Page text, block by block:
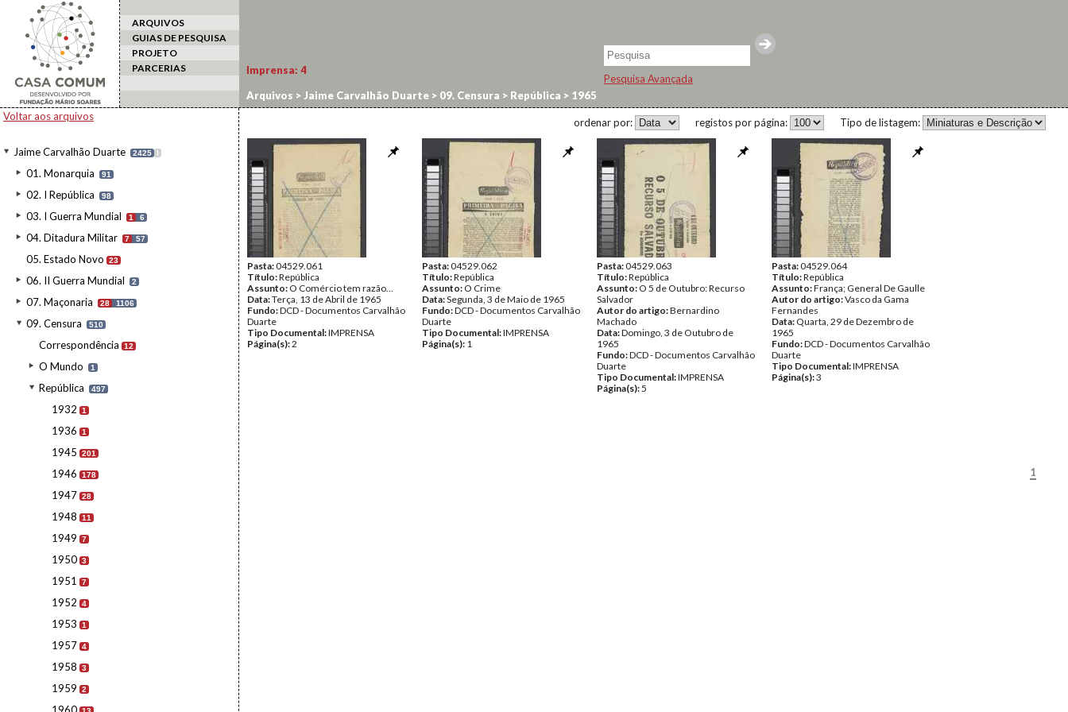
ARQUIVOS
GUIAS DE PESQUISA
PROJETO
PARCERIAS
Pesquisa Avançada
Voltar aos arquivos
Jaime Carvalhão Duarte 2425 I
01. Monarquia 91
02. I República 98
03. I Guerra Mundial 1 6
04. Ditadura Militar 7 57
05. Estado Novo 23
06. II Guerra Mundial 2
07. Maçonaria 28 1106
09. Censura 510
Correspondência 12
O Mundo 1
República 497
1932 1
1936 1
1945 201
1946 178
1947 28
1948 11
1949 7
1950 3
1951 7
1952 4
1953 1
1957 4
1958 3
1959 2
Imprensa: 4
Arquivos > Jaime Carvalhão Duarte > 09. Censura > República > 1965
Tipo de listagem:
registos por página:
ordenar por:
Pasta:04529.061
Título:República
Assunto: O Comércio tem razão...
Data:Terça, 13 de Abril de 1965
Fundo:DCD - Documentos Carvalhão
Duarte
Tipo Documental:IMPRENSA
Página(s):2
Pasta:04529.062
Título:República
Assunto: O Crime
Data:Segunda, 3 de Maio de 1965
Fundo:DCD - Documentos Carvalhão
Duarte
Tipo Documental:IMPRENSA
Página(s): 1
Pasta:04529.063
Título:República
Assunto: O 5 de Outubro: Recurso
Salvador
Autor do artigo:Bernardino
Machado
Data:Domingo, 3 de Outubro de
1965
Fundo:DCD - Documentos Carvalhão
Duarte
Tipo Documental:IMPRENSA
Página(s):5
Pasta:04529.064
Título:República
Assunto:França; General De Gaulle
Autor do artigo:Vasco da Gama
Fernandes
Data: Quarta, 29 de Dezembro de
1965
Fundo:DCD - Documentos Carvalhão
Duarte
Tipo Documental:IMPRENSA
Página(s):3
1